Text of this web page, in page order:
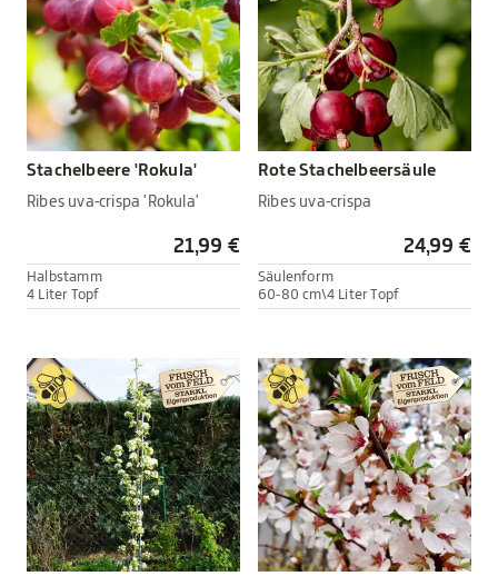
Stachelbeere 'Rokula'
Ribes uva-crispa 'Rokula'
21,99 €
Halbstamm
4 Liter Topf
Rote Stachelbeersäule
Ribes uva-crispa
24,99 €
Säulenform
60-80 cm\4 Liter Topf